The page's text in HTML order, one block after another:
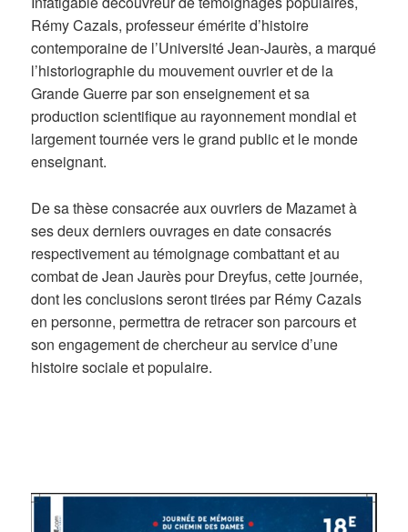
Rémy Cazals, professeur émérite d’histoire
contemporaine de l’Université Jean-Jaurès, a marqué
l’historiographie du mouvement ouvrier et de la
Grande Guerre par son enseignement et sa
production scientifique au rayonnement mondial et
largement tournée vers le grand public et le monde
enseignant.
De sa thèse consacrée aux ouvriers de Mazamet à
ses deux derniers ouvrages en date consacrés
respectivement au témoignage combattant et au
combat de Jean Jaurès pour Dreyfus, cette journée,
dont les conclusions seront tirées par Rémy Cazals
en personne, permettra de retracer son parcours et
son engagement de chercheur au service d’une
histoire sociale et populaire.